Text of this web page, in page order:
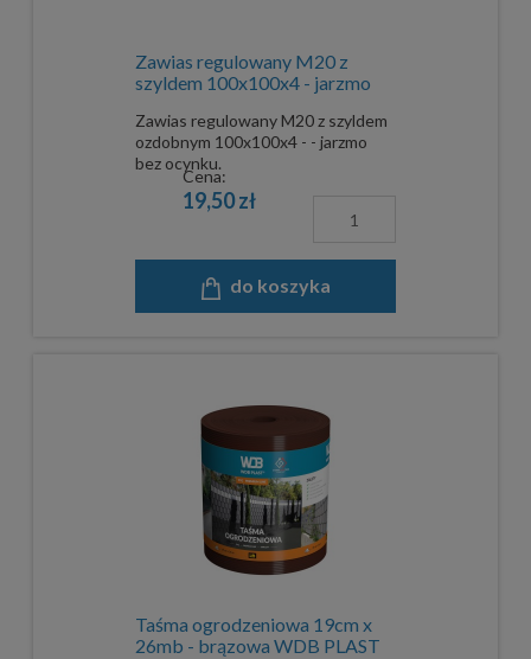
Zawias regulowany M20 z
szyldem 100x100x4 - jarzmo
Zawias regulowany M20 z szyldem
ozdobnym 100x100x4 - - jarzmo
bez ocynku.
Cena:
19,50 zł
do koszyka
Taśma ogrodzeniowa 19cm x
26mb - brązowa WDB PLAST